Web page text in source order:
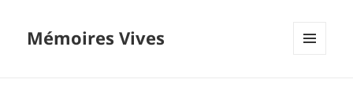
Mémoires Vives